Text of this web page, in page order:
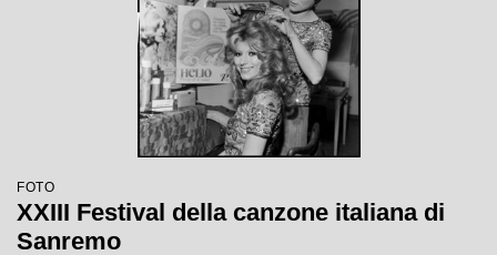
FOTO
XXIII Festival della canzone italiana di
Sanremo